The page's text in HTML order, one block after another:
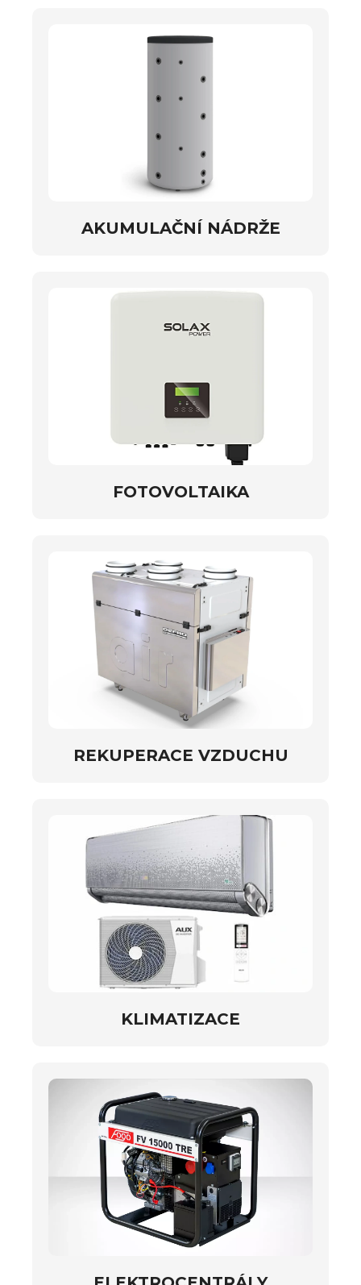
AKUMULAČNÍ NÁDRŽE
FOTOVOLTAIKA
REKUPERACE VZDUCHU
KLIMATIZACE